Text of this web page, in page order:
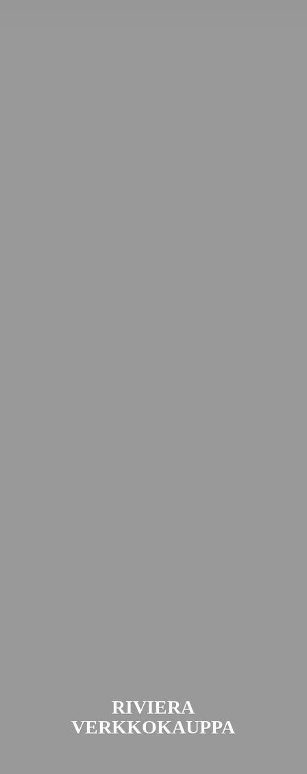
RIVIERA
VERKKOKAUPPA